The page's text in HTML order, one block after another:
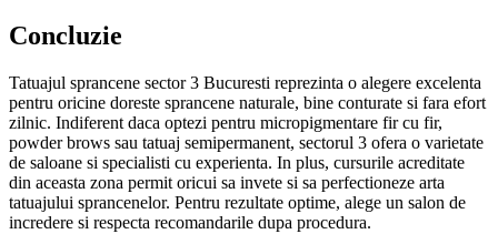
Concluzie
Tatuajul sprancene sector 3 Bucuresti reprezinta o alegere excelenta
pentru oricine doreste sprancene naturale, bine conturate si fara efort
zilnic. Indiferent daca optezi pentru micropigmentare fir cu fir,
powder brows sau tatuaj semipermanent, sectorul 3 ofera o varietate
de saloane si specialisti cu experienta. In plus, cursurile acreditate
din aceasta zona permit oricui sa invete si sa perfectioneze arta
tatuajului sprancenelor. Pentru rezultate optime, alege un salon de
incredere si respecta recomandarile dupa procedura.